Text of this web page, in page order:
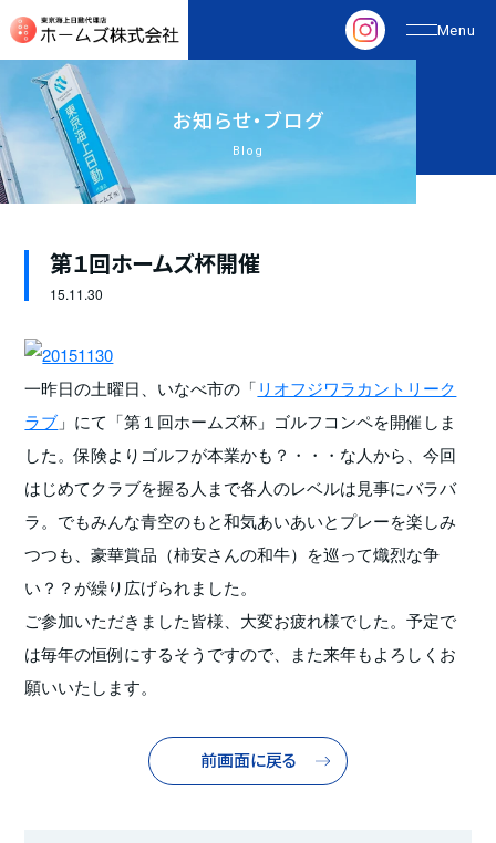
お知らせ・ブログ
Blog
第１回ホームズ杯開催
15.11.30
一昨日の土曜日、いなべ市の「リオフジワラカントリーク
ラブ 」にて「第１回ホームズ杯」ゴルフコンペを開催しま
した。保険よりゴルフが本業かも？・・・な人から、今回
はじめてクラブを握る人まで各人のレベルは見事にバラバ
ラ。でもみんな青空のもと和気あいあいとプレーを楽しみ
つつも、豪華賞品（柿安さんの和牛）を巡って熾烈な争
い？？が繰り広げられました。
ご参加いただきました皆様、大変お疲れ様でした。予定で
は毎年の恒例にするそうですので、また来年もよろしくお
願いいたします。
前画面に戻る